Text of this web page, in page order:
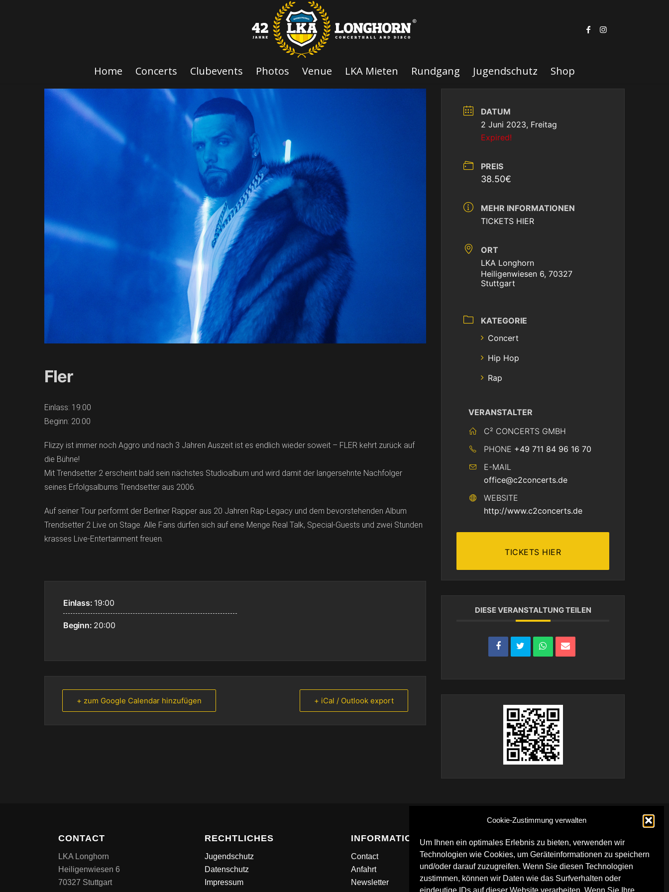
Cookie-Zustimmung verwalten
Um Ihnen ein optimales Erlebnis zu bieten, verwenden wir
Technologien wie Cookies, um Geräteinformationen zu speichern
und/oder darauf zuzugreifen. Wenn Sie diesen Technologien
zustimmen, können wir Daten wie das Surfverhalten oder
eindeutige IDs auf dieser Website verarbeiten. Wenn Sie Ihre
Home Concerts Clubevents Photos Venue LKA Mieten Rundgang Jugendschutz Shop
Fler
Einlass: 19:00
Beginn: 20:00
Flizzy ist immer noch Aggro und nach 3 Jahren Auszeit ist es endlich wieder soweit – FLER kehrt zurück auf
die Bühne!
Mit Trendsetter 2 erscheint bald sein nächstes Studioalbum und wird damit der langersehnte Nachfolger
seines Erfolgsalbums Trendsetter aus 2006.
Auf seiner Tour performt der Berliner Rapper aus 20 Jahren Rap-Legacy und dem bevorstehenden Album
Trendsetter 2 Live on Stage. Alle Fans dürfen sich auf eine Menge Real Talk, Special-Guests und zwei Stunden
krasses Live-Entertainment freuen.
Einlass: 19:00
Beginn: 20:00
+ zum Google Calendar hinzufügen + iCal / Outlook export
DATUM
2 Juni 2023, Freitag
Expired!
PREIS
38.50€
MEHR INFORMATIONEN
TICKETS HIER
ORT
LKA Longhorn
Heiligenwiesen 6, 70327
Stuttgart
KATEGORIE
Concert
Hip Hop
Rap
VERANSTALTER
C² CONCERTS GMBH
PHONE +49 711 84 96 16 70
E-MAIL
office@c2concerts.de
WEBSITE
http://www.c2concerts.de
TICKETS HIER
DIESE VERANSTALTUNG TEILEN
CONTACT
LKA Longhorn
Heiligenwiesen 6
70327 Stuttgart
RECHTLICHES
Jugendschutz
Datenschutz
Impressum
INFORMATION
Contact
Anfahrt
Newsletter
DOWNLOADS
Technical Rider
LKA Logos
Getränkekarte